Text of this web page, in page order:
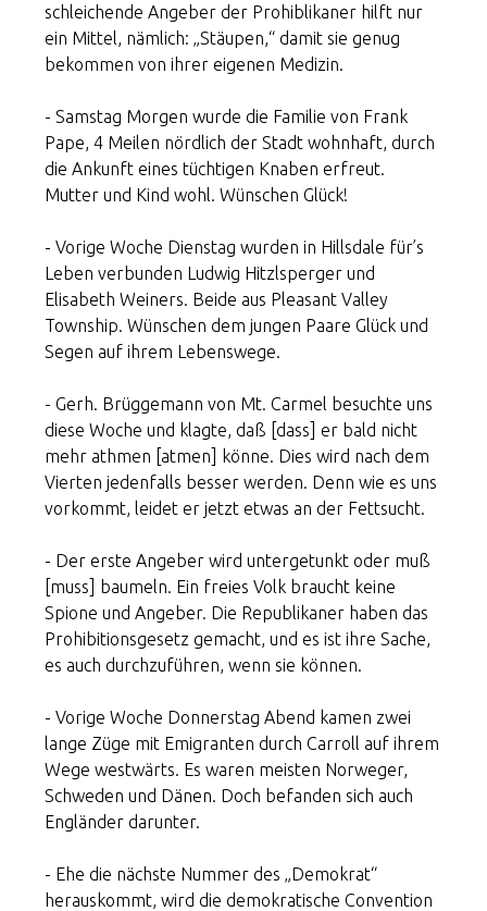
schleichende Angeber der Prohiblikaner hilft nur
ein Mittel, nämlich: „Stäupen,“ damit sie genug
bekommen von ihrer eigenen Medizin.
- Samstag Morgen wurde die Familie von Frank
Pape, 4 Meilen nördlich der Stadt wohnhaft, durch
die Ankunft eines tüchtigen Knaben erfreut.
Mutter und Kind wohl. Wünschen Glück!
- Vorige Woche Dienstag wurden in Hillsdale für’s
Leben verbunden Ludwig Hitzlsperger und
Elisabeth Weiners. Beide aus Pleasant Valley
Township. Wünschen dem jungen Paare Glück und
Segen auf ihrem Lebenswege.
- Gerh. Brüggemann von Mt. Carmel besuchte uns
diese Woche und klagte, daß [dass] er bald nicht
mehr athmen [atmen] könne. Dies wird nach dem
Vierten jedenfalls besser werden. Denn wie es uns
vorkommt, leidet er jetzt etwas an der Fettsucht.
- Der erste Angeber wird untergetunkt oder muß
[muss] baumeln. Ein freies Volk braucht keine
Spione und Angeber. Die Republikaner haben das
Prohibitionsgesetz gemacht, und es ist ihre Sache,
es auch durchzuführen, wenn sie können.
- Vorige Woche Donnerstag Abend kamen zwei
lange Züge mit Emigranten durch Carroll auf ihrem
Wege westwärts. Es waren meisten Norweger,
Schweden und Dänen. Doch befanden sich auch
Engländer darunter.
- Ehe die nächste Nummer des „Demokrat“
herauskommt, wird die demokratische Convention